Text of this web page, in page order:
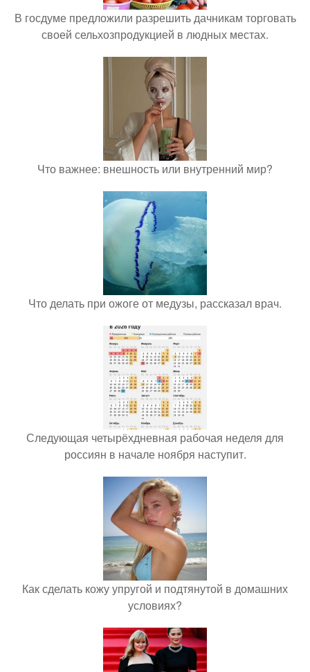
В госдуме предложили разрешить дачникам торговать
своей сельхозпродукцией в людных местах.
Что важнее: внешность или внутренний мир?
Что делать при ожоге от медузы, рассказал врач.
Следующая четырёхдневная рабочая неделя для
россиян в начале ноября наступит.
Как сделать кожу упругой и подтянутой в домашних
условиях?